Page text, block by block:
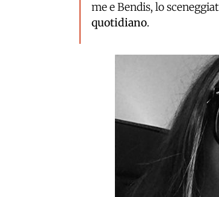
me e Bendis, lo
quotidiano.